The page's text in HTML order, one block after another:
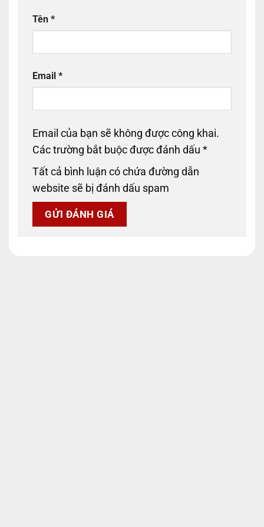
Tên *
Email *
Email của bạn sẽ không được công khai.
Các trường bắt buộc được đánh dấu *
Tất cả bình luận có chứa đường dẫn
website sẽ bị đánh dấu spam